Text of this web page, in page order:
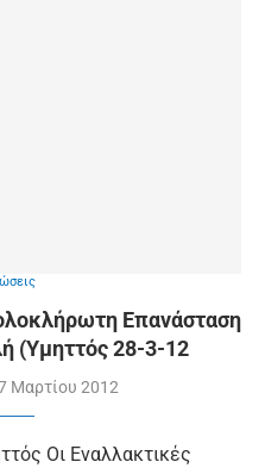
Επανάσταση
(Υμηττός 28-3-12
Μαρτίου 2012
Οι Εναλλακτικές